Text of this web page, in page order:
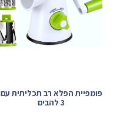
פומפיית הפלא רב תכליתית עם
3 להבים